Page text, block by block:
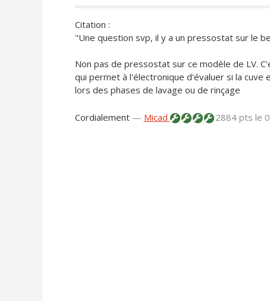
Citation :
"Une question svp, il y a un pressostat sur le
Non pas de pressostat sur ce modèle de LV.
qui permet à l'électronique d'évaluer si la
lors des phases de lavage ou de rinçage
Cordialement — Micad 2884 pts le